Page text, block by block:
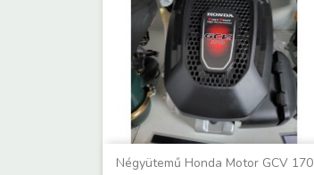
Négyütemű Honda Motor GCV 170
Előnézet